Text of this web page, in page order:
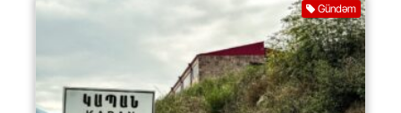
Gündəm